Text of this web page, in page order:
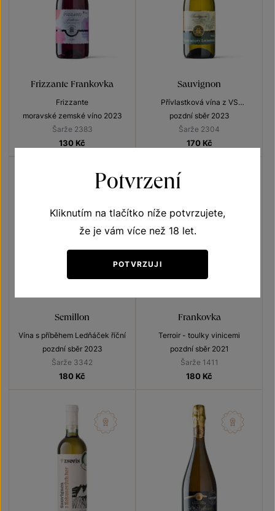
Frizzante Frankovka
Frizzante
moravské zemské víno 2023
Šarže 2383
130 Kč
Sauvignon
Přívlastková vína z VS
Lechovice
pozdní sběr 2023
Šarže 2304
170 Kč
Semillon
Vína s příběhem Ledňáček říční
pozdní sběr 2023
Šarže 3342
180 Kč
Frankovka
Terroir - toulky vinicemi
pozdní sběr 2021
Šarže 1411
180 Kč
Potvrzení
Kliknutím na tlačítko níže potvrzujete,
že je vám více než 18 let.
POTVRZUJI